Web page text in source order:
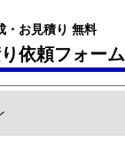
・お見積り 無料
依頼フォーム